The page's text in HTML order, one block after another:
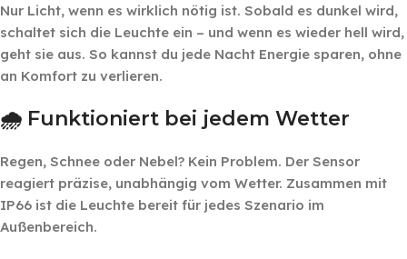
Nur Licht, wenn es wirklich nötig ist. Sobald es dunkel wird,
schaltet sich die Leuchte ein – und wenn es wieder hell wird,
geht sie aus. So kannst du jede Nacht Energie sparen, ohne
an Komfort zu verlieren.
🌧️ Funktioniert bei jedem Wetter
Regen, Schnee oder Nebel? Kein Problem. Der Sensor
reagiert präzise, unabhängig vom Wetter. Zusammen mit
IP66 ist die Leuchte bereit für jedes Szenario im
Außenbereich.